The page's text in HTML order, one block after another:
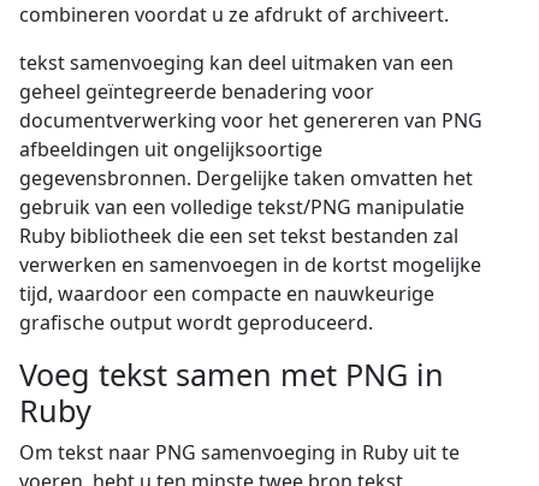
combineren voordat u ze afdrukt of archiveert.
tekst samenvoeging kan deel uitmaken van een
geheel geïntegreerde benadering voor
documentverwerking voor het genereren van PNG
afbeeldingen uit ongelijksoortige
gegevensbronnen. Dergelijke taken omvatten het
gebruik van een volledige tekst/PNG manipulatie
Ruby bibliotheek die een set tekst bestanden zal
verwerken en samenvoegen in de kortst mogelijke
tijd, waardoor een compacte en nauwkeurige
grafische output wordt geproduceerd.
Voeg tekst samen met PNG in
Ruby
Om tekst naar PNG samenvoeging in Ruby uit te